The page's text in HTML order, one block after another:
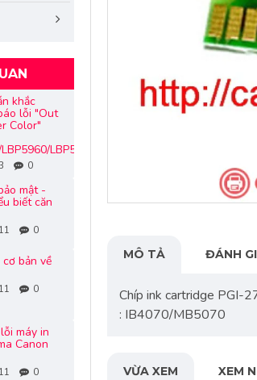
khắc
lỗi "Out
Color"
LBP5970/LBP7100/LBP7200/LBP9100Cdn
0
mật -
biết căn
0
bản về
0
máy in
Canon
0
MÔ TẢ ĐÁNH
Chíp ink cartridge PGI-
: IB4070/MB5070
VỪA XEM XEM